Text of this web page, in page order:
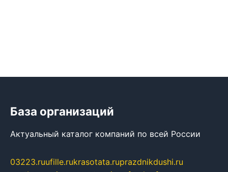
База организаций
Актуальный каталог компаний по всей России
03223.ruufille.rukrasotata.ruprazdnikdushi.ru